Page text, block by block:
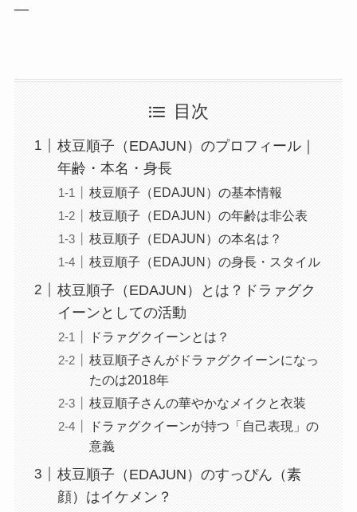
—
目次
枝豆順子（EDAJUN）のプロフィール｜
年齢・本名・身長
枝豆順子（EDAJUN）の基本情報
枝豆順子（EDAJUN）の年齢は非公表
枝豆順子（EDAJUN）の本名は？
枝豆順子（EDAJUN）の身長・スタイル
枝豆順子（EDAJUN）とは？ドラァグク
イーンとしての活動
ドラァグクイーンとは？
枝豆順子さんがドラァグクイーンになっ
たのは2018年
枝豆順子さんの華やかなメイクと衣装
ドラァグクイーンが持つ「自己表現」の
意義
枝豆順子（EDAJUN）のすっぴん（素
顔）はイケメン？